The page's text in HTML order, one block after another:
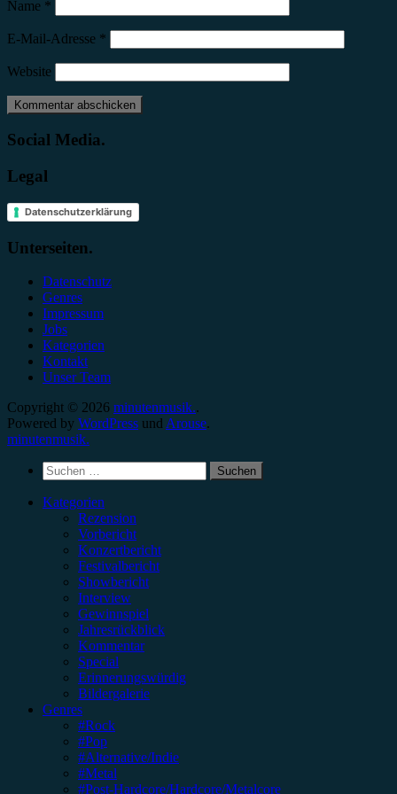
Name *
E-Mail-Adresse *
Website
Social Media.
Legal
Datenschutzerklärung
Unterseiten.
Datenschutz
Genres
Impressum
Jobs
Kategorien
Kontakt
Unser Team
Copyright © 2026 minutenmusik..
Powered by WordPress und Arouse.
minutenmusik.
Suchen
nach:
Kategorien
Rezension
Vorbericht
Konzertbericht
Festivalbericht
Showbericht
Interview
Gewinnspiel
Jahresrückblick
Kommentar
Special
Erinnerungswürdig
Bildergalerie
Genres
#Rock
#Pop
#Alternative/Indie
#Metal
#Post-Hardcore/Hardcore/Metalcore